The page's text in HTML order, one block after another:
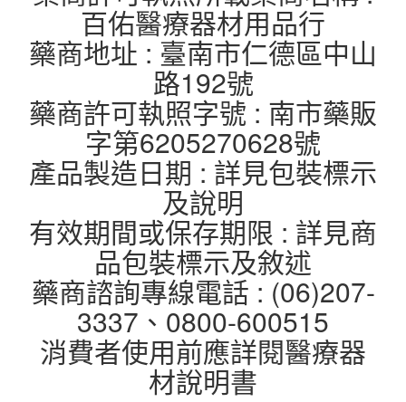
百佑醫療器材用品行
藥商地址 : 臺南市仁德區中山
路192號
藥商許可執照字號 : 南市藥販
字第6205270628號
產品製造日期 : 詳見包裝標示
及說明
有效期間或保存期限 : 詳見商
品包裝標示及敘述
藥商諮詢專線電話 : (06)207-
3337、0800-600515
消費者使用前應詳閱醫療器
材說明書